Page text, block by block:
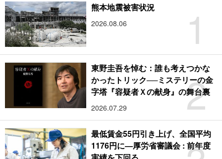
1
熊本地震被害状況
2026.08.06
2
東野圭吾を悼む：誰も考えつかな
かったトリック──ミステリーの金
字塔『容疑者Ｘの献身』の舞台裏
2026.07.29
最低賃金55円引き上げ、全国平均
1176円に―厚労省審議会 : 前年度